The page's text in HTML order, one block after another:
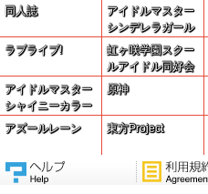
同人誌
アイドルマスター
シンデレラガール
ズ
ラブライブ!
虹ヶ咲学園スクー
ルアイドル同好会
アイドルマスター
シャイニーカラー
ズ
原神
アズールレーン 東方Project